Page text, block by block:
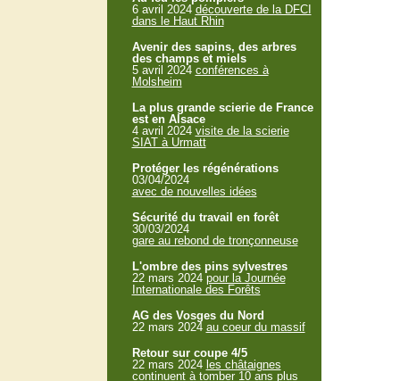
6 avril 2024 découverte de la DFCI
dans le Haut Rhin
Avenir des sapins, des arbres
des champs et miels
5 avril 2024 conférences à
Molsheim
La plus grande scierie de France
est en Alsace
4 avril 2024 visite de la scierie
SIAT à Urmatt
Protéger les régénérations
03/04/2024
avec de nouvelles idées
Sécurité du travail en forêt
30/03/2024
gare au rebond de tronçonneuse
L'ombre des pins sylvestres
22 mars 2024 pour la Journée
Internationale des Forêts
AG des Vosges du Nord
22 mars 2024 au coeur du massif
Retour sur coupe 4/5
22 mars 2024 les châtaignes
continuent à tomber 10 ans plus